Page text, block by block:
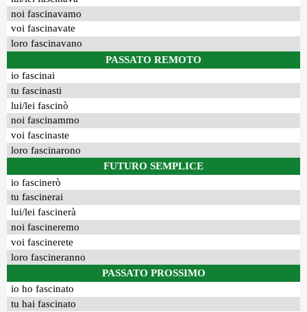
noi fascinavamo
voi fascinavate
loro fascinavano
PASSATO REMOTO
io fascinai
tu fascinasti
lui/lei fascinò
noi fascinammo
voi fascinaste
loro fascinarono
FUTURO SEMPLICE
io fascinerò
tu fascinerai
lui/lei fascinerà
noi fascineremo
voi fascinerete
loro fascineranno
PASSATO PROSSIMO
io ho fascinato
tu hai fascinato